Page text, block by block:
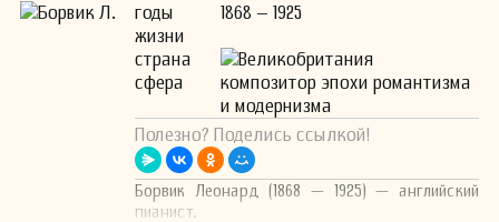
годы
жизни
1868 – 1925
страна
Великобритания
сфера
композитор эпохи романтизма
и модернизма
Полезно? Поделись ссылкой!
Борвик Леонард (1868 — 1925) — английский
пианист.